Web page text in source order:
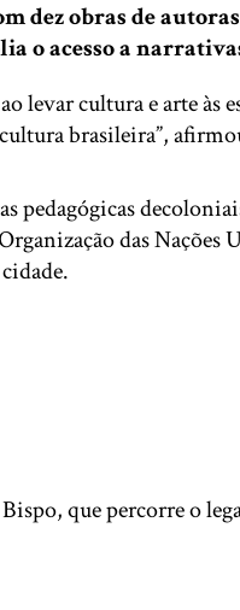
dez obras de
o acesso a
levar cultura e arte
brasileira”,
pedagógicas
das
que percorre o